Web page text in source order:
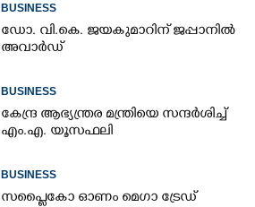
BUSINESS
ഡോ. വി.കെ. ജയകുമാറിന് ജപ്പാനിൽ
അവാർഡ്
BUSINESS
കേന്ദ്ര ആഭ്യന്ത്രര മന്ത്രിയെ സന്ദർശിച്ച്
എം.എ. യൂസഫലി
BUSINESS
സപ്ലൈകോ ഓണം മെഗാ ട്രേഡ്